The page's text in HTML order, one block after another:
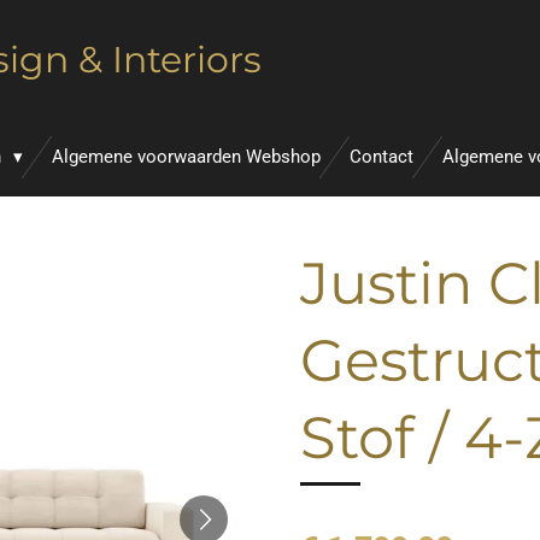
& Interiors
Algemene voorwaarden Webshop Contact Algemene
Justin
Stof /